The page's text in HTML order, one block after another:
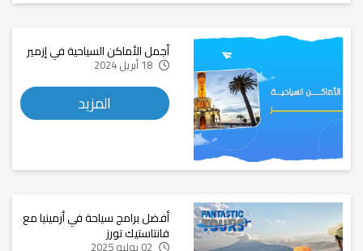
أجمل الأماكن السياحية في إزمير
المزيد
أفضل برامج سياحة في أرمينيا مع
فانتاستيك تورز